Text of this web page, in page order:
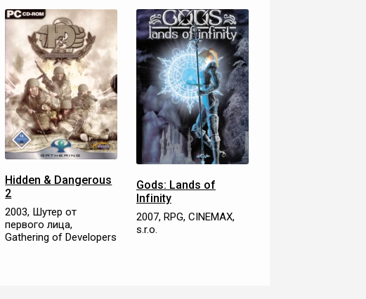
Hidden & Dangerous
2
2003, Шутер от
первого лица,
Gathering of Developers
Gods: Lands of
Infinity
2007, RPG, CINEMAX,
s.r.o.